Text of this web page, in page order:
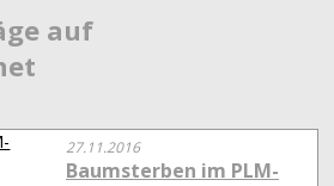
auf
27.11.2016
Baumsterben im PLM-